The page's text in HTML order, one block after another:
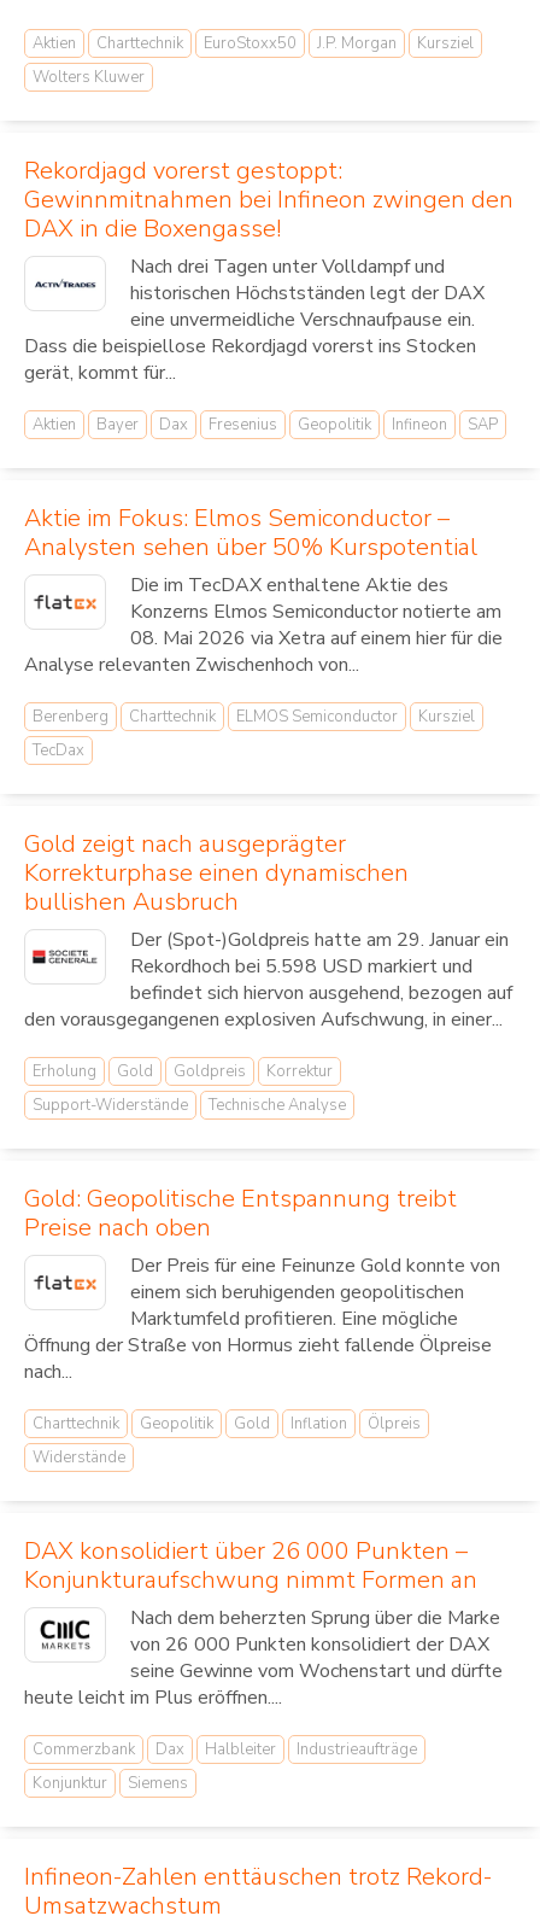
Aktien Charttechnik EuroStoxx50 J.P. Morgan
Kursziel
Wolters Kluwer
Rekordjagd vorerst gestoppt:
Gewinnmitnahmen bei Infineon zwingen den
DAX in die Boxengasse!
Nach drei Tagen unter Volldampf und
historischen Höchstständen legt der DAX
eine unvermeidliche Verschnaufpause ein.
Dass die beispiellose Rekordjagd vorerst ins Stocken
gerät, kommt für...
Aktien Bayer Dax Fresenius Geopolitik Infineon SAP
Aktie im Fokus: Elmos Semiconductor –
Analysten sehen über 50% Kurspotential
Die im TecDAX enthaltene Aktie des
Konzerns Elmos Semiconductor notierte am
08. Mai 2026 via Xetra auf einem hier für die
Analyse relevanten Zwischenhoch von...
Berenberg Charttechnik ELMOS Semiconductor
Kursziel
TecDax
Gold zeigt nach ausgeprägter
Korrekturphase einen dynamischen
bullishen Ausbruch
Der (Spot-)Goldpreis hatte am 29. Januar ein
Rekordhoch bei 5.598 USD markiert und
befindet sich hiervon ausgehend, bezogen auf
den vorausgegangenen explosiven Aufschwung, in einer...
Erholung Gold Goldpreis
Korrektur
Support-Widerstände
Technische Analyse
Gold: Geopolitische Entspannung treibt
Preise nach oben
Der Preis für eine Feinunze Gold konnte von
einem sich beruhigenden geopolitischen
Marktumfeld profitieren. Eine mögliche
Öffnung der Straße von Hormus zieht fallende Ölpreise
nach...
Charttechnik Geopolitik Gold Inflation
Ölpreis
Widerstände
DAX konsolidiert über 26 000 Punkten –
Konjunkturaufschwung nimmt Formen an
Nach dem beherzten Sprung über die Marke
von 26 000 Punkten konsolidiert der DAX
seine Gewinne vom Wochenstart und dürfte
heute leicht im Plus eröffnen....
Commerzbank Dax Halbleiter
Industrieaufträge
Konjunktur
Siemens
Infineon-Zahlen enttäuschen trotz Rekord-
Umsatzwachstum